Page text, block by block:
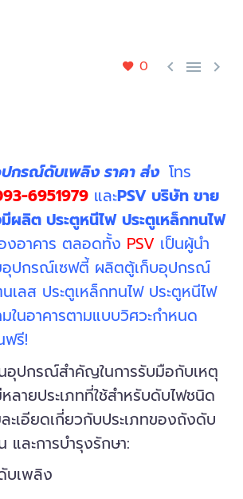
0   
ปกรณ์ดับเพลิง ราคา ส่ง โทร
6951979 และPSV บริษัท ขาย
ผลิต ประตูหนีไฟ ประตูเหล็กทนไฟ
งอาคาร ตลอดทั้ง PSV เป็นผู้นำ
ยอุปกรณ์เซฟตี้ ผลิตตู้เก็บอุปกรณ์
ลส ประตูเหล็กทนไฟ ประตูหนีไฟ
ในอาคารตามแบบวิศวะกำหนด
ฟรี!
อุปกรณ์สำคัญในการรับมือกับเหตุ
ลายประเภทที่ใช้สำหรับดับไฟชนิด
ะเอียดเกี่ยวกับประเภทของถังดับ
และการบำรุงรักษา:
บเพลิง